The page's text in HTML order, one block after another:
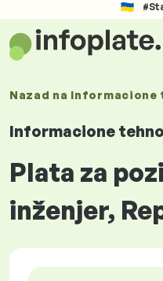
Nazad na Informacione
Informacione
Plata za
inženjer,